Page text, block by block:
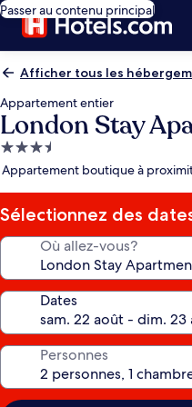
Passer au contenu principal
Afficher tous les
Appartement entier
London Stay
Hébergement
3.5 étoiles
Appartement boutique à
Sélectionnez des
Où allez-vous?
Dates
Personnes